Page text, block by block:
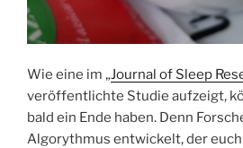
Wie eine im „Journal of Sleep
veröffentlichte Studie aufzeigt,
bald ein Ende haben. Denn
Algorythmus entwickelt, der